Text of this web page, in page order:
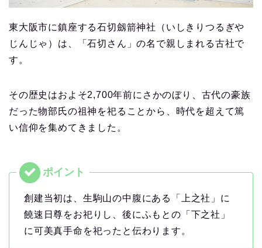
東大阪市に鎮座する石切劔箭神社（いしきりつるぎや
じんじゃ）は、「石切さん」の名で親しまれる古社で
す。
その歴史はおよそ2,700年前にさかのぼり、古代の豪族
だった物部氏の祖神を祀ることから、時代を超えて篤
い信仰を集めてきました。
創建当初は、生駒山の中腹にある「上之社」に
饒速日尊をお祀りし、後にふもとの「下之社」
に可美真手命を祀ったと伝わります。